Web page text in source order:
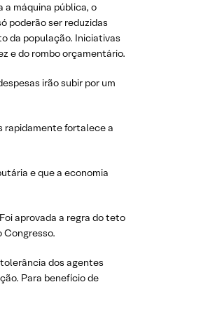
a máquina pública, o
poderão ser reduzidas
da população. Iniciativas
e do rombo orçamentário.
irão subir por um
rapidamente fortalece a
e que a economia
aprovada a regra do teto
Congresso.
dos agentes
Para benefício de